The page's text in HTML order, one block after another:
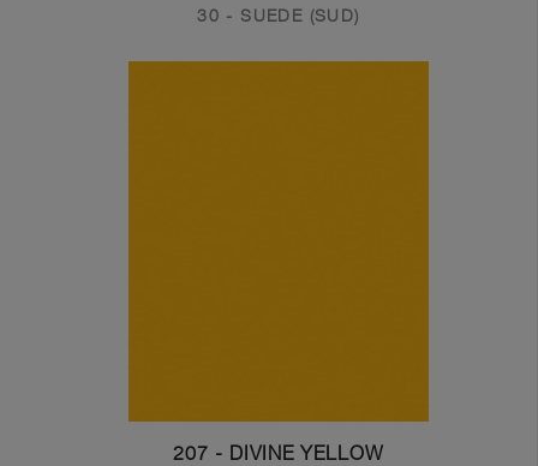
30 - SUEDE (SUD)
207 - DIVINE YELLOW